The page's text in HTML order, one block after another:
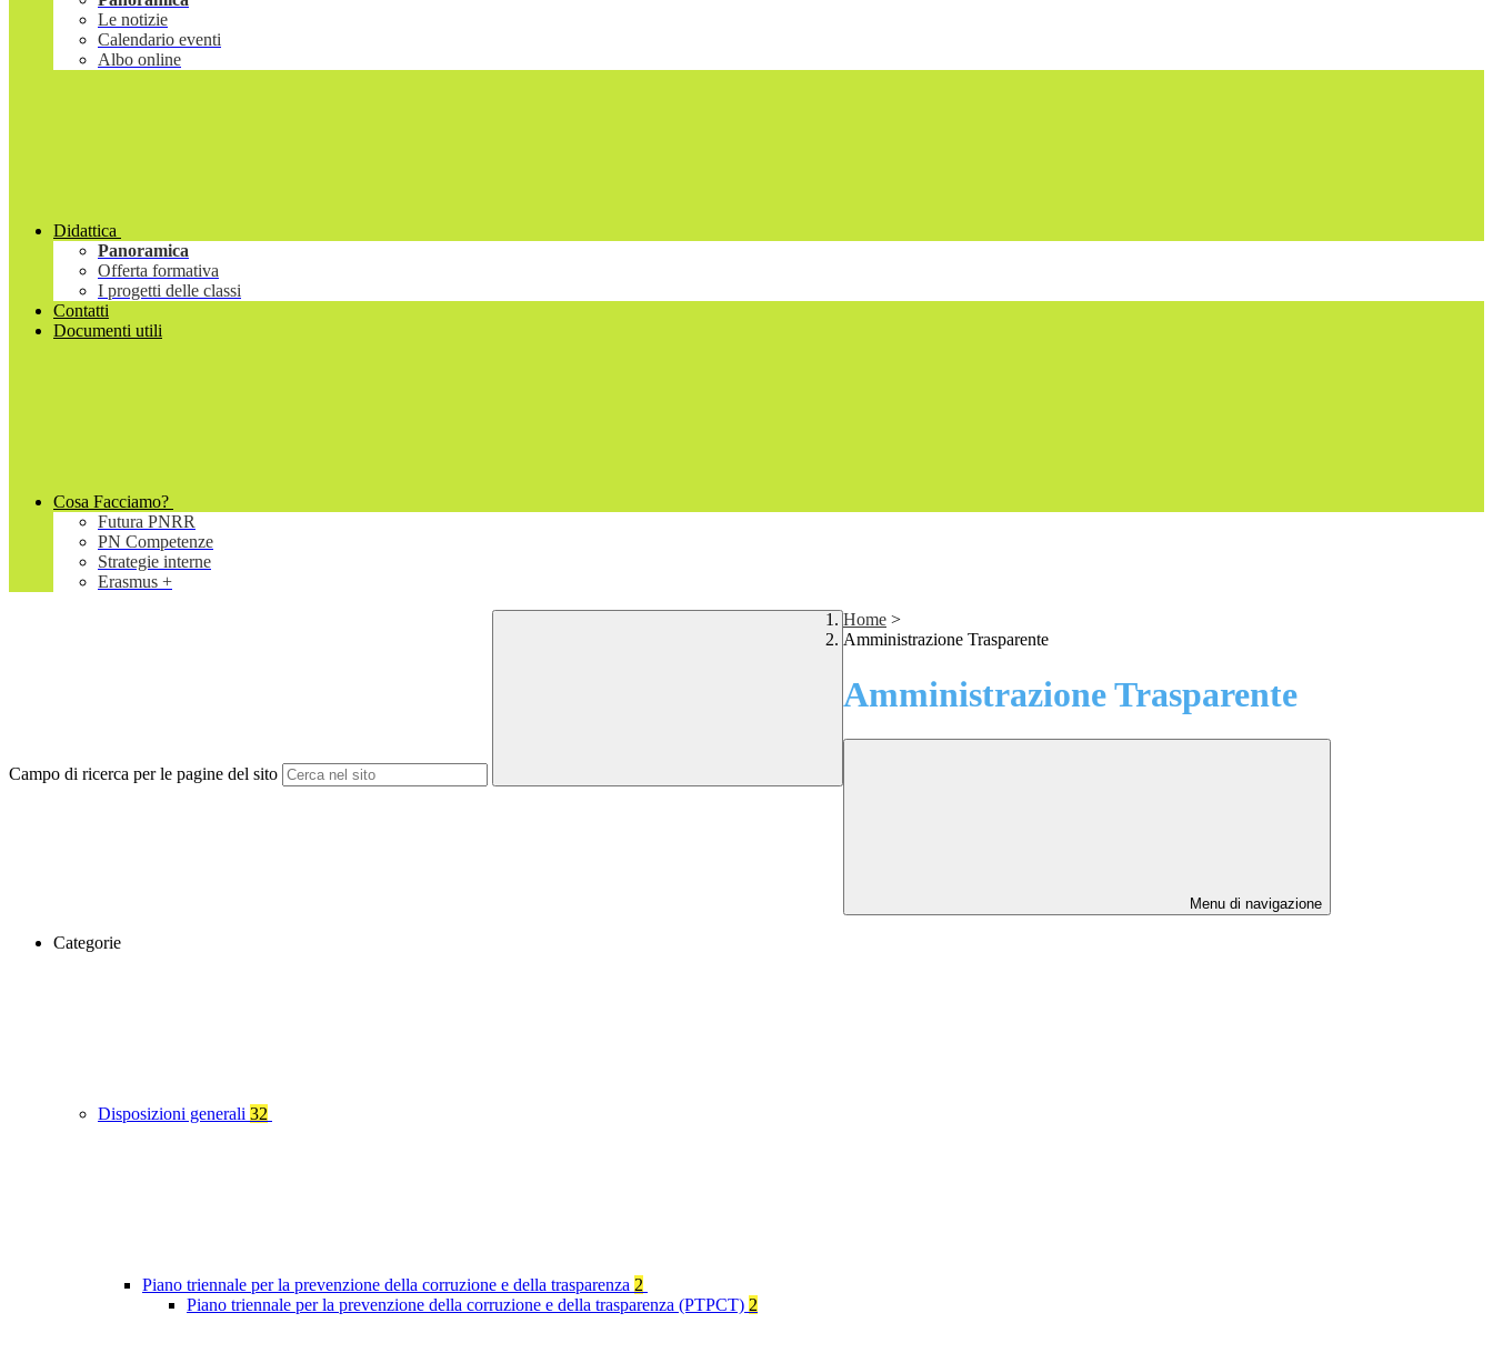
Le notizie
Calendario eventi
Albo online
Didattica
Panoramica
Offerta formativa
I progetti delle classi
Contatti
Documenti utili
Cosa Facciamo?
Futura PNRR
PN Competenze
Strategie interne
Erasmus +
Campo di ricerca per le pagine del sito
Home >
Amministrazione Trasparente
Amministrazione Trasparente
Menu di navigazione
Categorie
Disposizioni generali 32
Piano triennale per la prevenzione della corruzione e della trasparenza 2
Piano triennale per la prevenzione della corruzione e della trasparenza (PTPCT) 2